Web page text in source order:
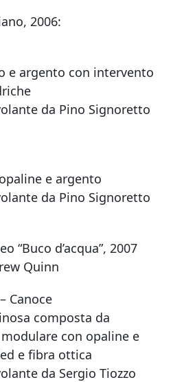
2006:
e argento con intervento
da Pino Signoretto
e argento
da Pino Signoretto
“Buco d’acqua”, 2007
Quinn
Canoce
composta da
con opaline e
e fibra ottica
da Sergio Tiozzo